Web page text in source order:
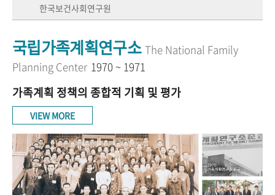
한국보건사회연구원
국립가족계획연구소 The National Family
Planning Center 1970 ~ 1971
가족계획 정책의 종합적 기획 및 평가
VIEW MORE